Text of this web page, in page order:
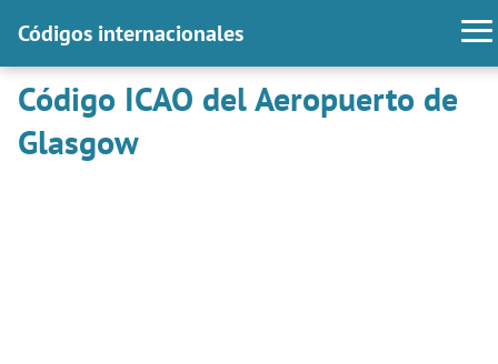
Códigos internacionales
Código ICAO del Aeropuerto de
Glasgow